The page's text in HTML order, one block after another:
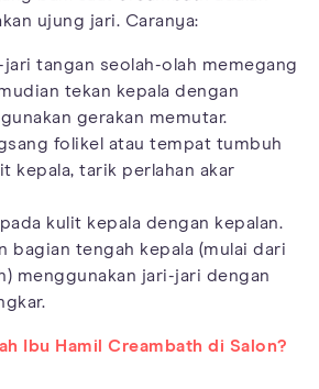
ujung jari. Caranya:
jari tangan seolah-olah memegang
tekan kepala dengan
gerakan memutar.
folikel atau tempat tumbuh
kepala, tarik perlahan akar
kulit kepala dengan kepalan.
bagian tengah kepala (mulai dari
menggunakan jari-jari dengan
Ibu Hamil Creambath di Salon?